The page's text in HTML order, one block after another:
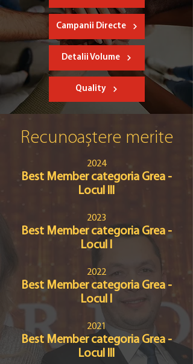
Campanii Directe
Detalii Volume
Quality
Recunoaștere merite
2024
Best Member categoria Grea -
Locul III
2023
Best Member categoria Grea -
Locul I
2022
Best Member categoria Grea -
Locul I
2021
Best Member categoria Grea -
Locul III